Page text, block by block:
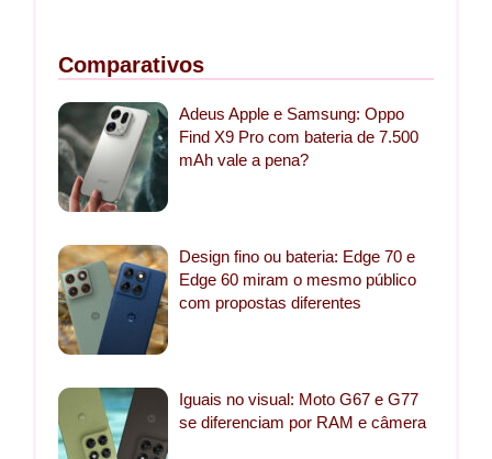
Comparativos
Adeus Apple e Samsung: Oppo
Find X9 Pro com bateria de 7.500
mAh vale a pena?
Design fino ou bateria: Edge 70 e
Edge 60 miram o mesmo público
com propostas diferentes
Iguais no visual: Moto G67 e G77
se diferenciam por RAM e câmera